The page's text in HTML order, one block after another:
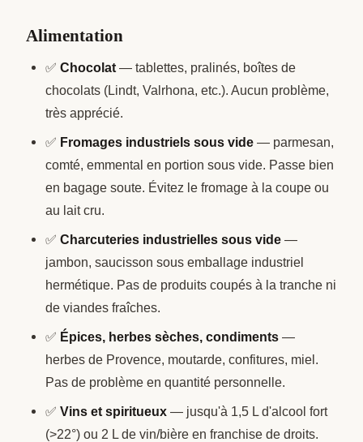
Alimentation
✅ Chocolat — tablettes, pralinés, boîtes de
chocolats (Lindt, Valrhona, etc.). Aucun problème,
très apprécié.
✅ Fromages industriels sous vide — parmesan,
comté, emmental en portion sous vide. Passe bien
en bagage soute. Évitez le fromage à la coupe ou
au lait cru.
✅ Charcuteries industrielles sous vide —
jambon, saucisson sous emballage industriel
hermétique. Pas de produits coupés à la tranche ni
de viandes fraîches.
✅ Épices, herbes sèches, condiments —
herbes de Provence, moutarde, confitures, miel.
Pas de problème en quantité personnelle.
✅ Vins et spiritueux — jusqu'à 1,5 L d'alcool fort
(>22°) ou 2 L de vin/bière en franchise de droits.